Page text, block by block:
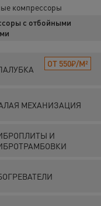
компрессоры
с отбойными
ОТ 550₽/М²
МЕХАНИЗАЦИЯ
И